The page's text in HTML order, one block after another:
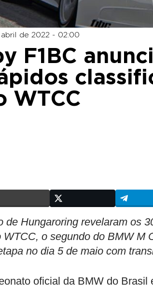
de 2022 - 02:00
F1BC
WTCC
de Hungaroring revelaram os
o segundo do BMW M
no dia 5 de maio com
oficial da BMW do Brasil